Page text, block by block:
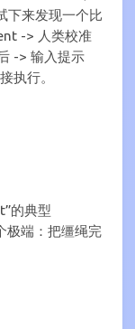
下来发现一个比
-> 人类校准
-> 输入提示
执行。
的典型
极端：把缰绳完